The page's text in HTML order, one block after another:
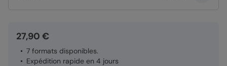
27,90 €
7 formats disponibles.
Expédition rapide en 4 jours